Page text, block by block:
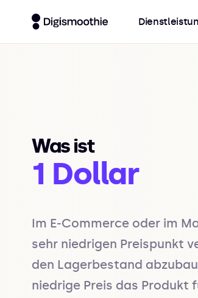
Was ist
1 Dollar
Im E-Commerce oder im
sehr niedrigen Preispunkt
den Lagerbestand
niedrige Preis das